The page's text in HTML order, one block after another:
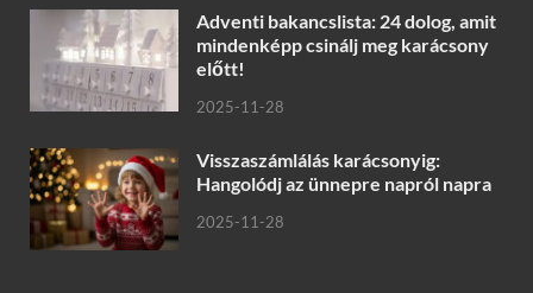
Adventi bakancslista: 24 dolog, amit
mindenképp csinálj meg karácsony
előtt!
2025-11-28
Visszaszámlálás karácsonyig:
Hangolódj az ünnepre napról napra
2025-11-28